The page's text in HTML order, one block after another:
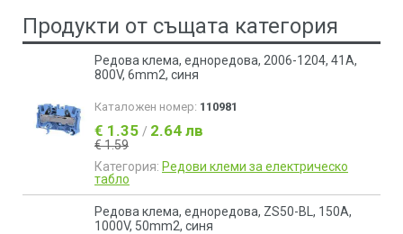
Продукти от същата категория
Редова клема, едноредова, 2006-1204, 41A,
800V, 6mm2, синя
Каталожен номер: 110981
€ 1.35 / 2.64 лв
€ 1.59
Категория: Редови клеми за електрическо
табло
Редова клема, едноредова, ZS50-BL, 150A,
1000V, 50mm2, синя